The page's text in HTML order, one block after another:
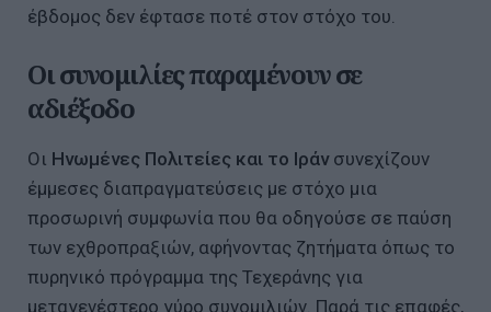
έβδομος δεν έφτασε ποτέ στον στόχο του.
Οι συνομιλίες παραμένουν σε
αδιέξοδο
Οι Ηνωμένες Πολιτείες και το Ιράνσυνεχίζουν
έμμεσες διαπραγματεύσεις με στόχο μια
προσωρινή συμφωνία που θα οδηγούσε σε παύση
των εχθροπραξιών, αφήνοντας ζητήματα όπως το
πυρηνικό πρόγραμμα της Τεχεράνης για
μεταγενέστερο γύρο συνομιλιών. Παρά τις επαφές,